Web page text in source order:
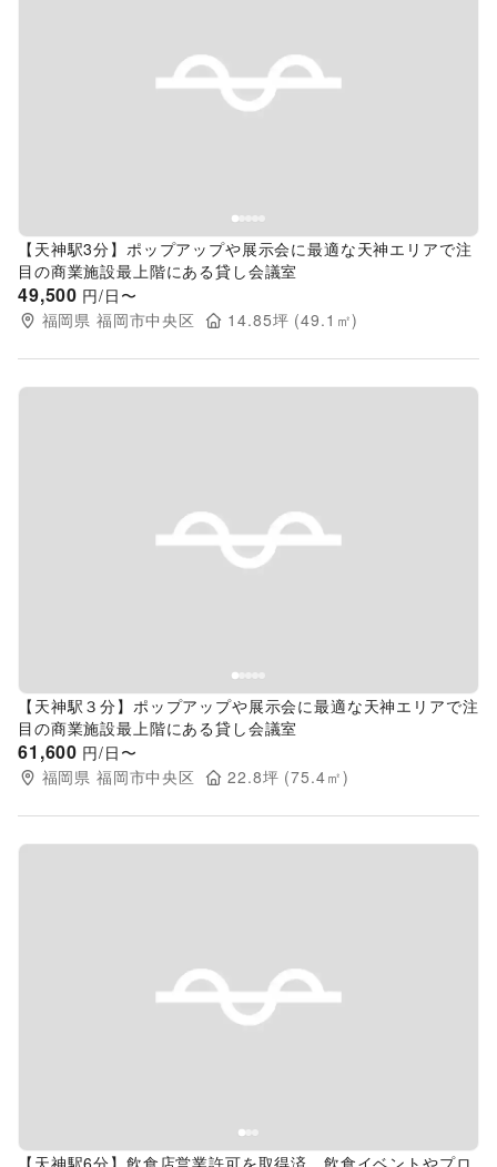
Previous slide
【天神駅3分】ポップアップや展示会に最適な天神エリアで注
目の商業施設最上階にある貸し会議室
49,500 円/日〜
福岡県 福岡市中央区 14.85坪 (49.1 ㎡)
Previous slide
【天神駅３分】ポップアップや展示会に最適な天神エリアで注
目の商業施設最上階にある貸し会議室
61,600 円/日〜
福岡県 福岡市中央区 22.8坪 (75.4㎡)
Previous slide
【天神駅6分】飲食店営業許可を取得済、飲食イベントやプロ